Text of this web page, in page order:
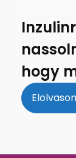
hogy